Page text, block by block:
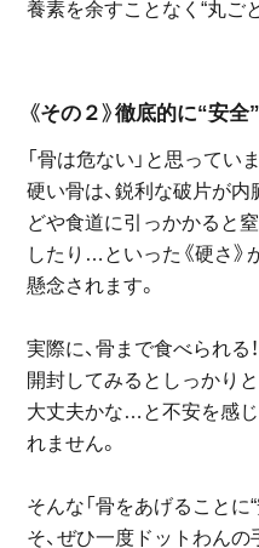
養素を余すことなく“丸ご
《その２》徹底的に“安全
「骨は危ない」と思ってい
硬い骨は、鋭利な破片が
どや食道に引っかかると
したり…といった《硬さ》
懸念されます。
実際に、骨まで食べられる
開封してみるとしっかり
大丈夫かな…と不安を感
れません。
そんな「骨をあげることに
そ、ぜひ一度ドットわん